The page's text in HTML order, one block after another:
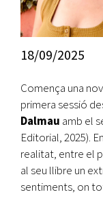
18/09/2025
Comença una
primera sessió
Dalmau amb el
Editorial, 2025).
realitat, entre el
al seu llibre un
sentiments, on